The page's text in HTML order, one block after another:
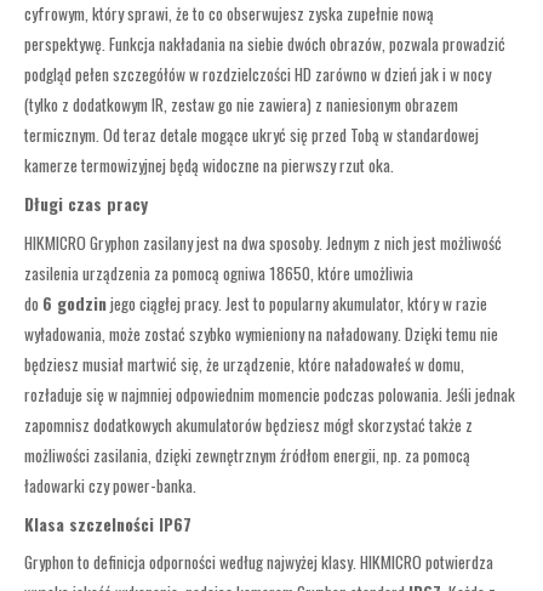
cyfrowym, który sprawi, że to co obserwujesz zyska zupełnie nową
perspektywę. Funkcja nakładania na siebie dwóch obrazów, pozwala prowadzić
podgląd pełen szczegółów w rozdzielczości HD zarówno w dzień jak i w nocy
(tylko z dodatkowym IR, zestaw go nie zawiera) z naniesionym obrazem
termicznym. Od teraz detale mogące ukryć się przed Tobą w standardowej
kamerze termowizyjnej będą widoczne na pierwszy rzut oka.
Długi czas pracy
HIKMICRO Gryphon zasilany jest na dwa sposoby. Jednym z nich jest możliwość
zasilenia urządzenia za pomocą ogniwa 18650, które umożliwia
do 6 godzinjego ciągłej pracy. Jest to popularny akumulator, który w razie
wyładowania, może zostać szybko wymieniony na naładowany. Dzięki temu nie
będziesz musiał martwić się, że urządzenie, które naładowałeś w domu,
rozładuje się w najmniej odpowiednim momencie podczas polowania. Jeśli jednak
zapomnisz dodatkowych akumulatorów będziesz mógł skorzystać także z
możliwości zasilania, dzięki zewnętrznym źródłom energii, np. za pomocą
ładowarki czy power-banka.
Klasa szczelności IP67
Gryphon to definicja odporności według najwyżej klasy. HIKMICRO potwierdza